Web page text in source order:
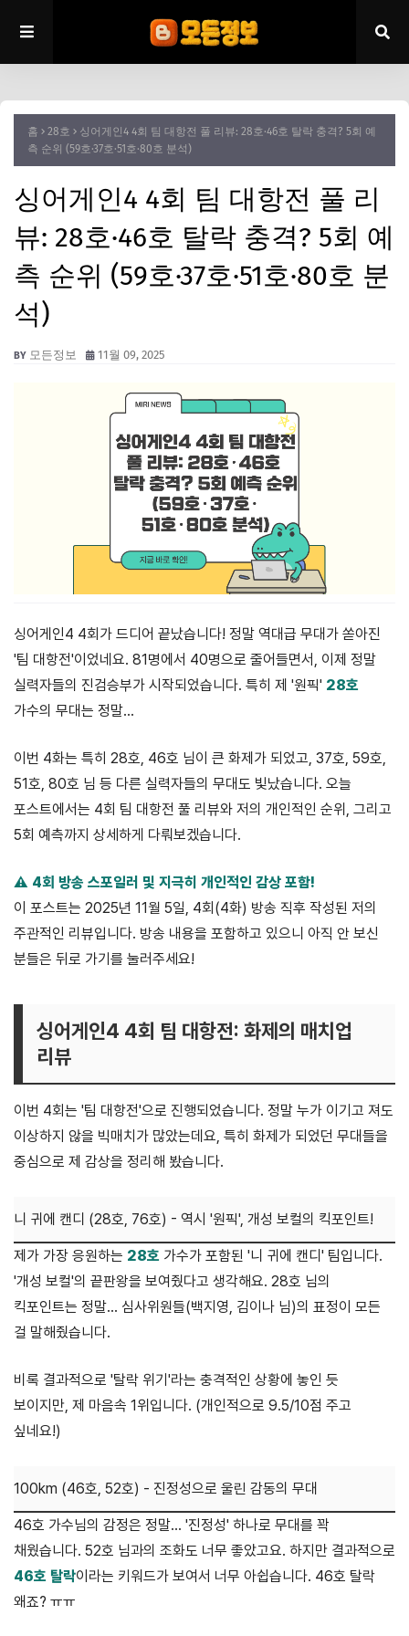
홈 28호
싱어게인4 4회 팀 대항전 풀 리뷰: 28호·46호 탈락 충격? 5회 예
측 순위 (59호·37호·51호·80호 분석)
싱어게인4 4회 팀 대항전 풀 리
뷰: 28호·46호 탈락 충격? 5회 예
측 순위 (59호·37호·51호·80호 분
석)
모든정보 11월 09, 2025
싱어게인4 4회가 드디어 끝났습니다! 정말 역대급 무대가 쏟아진
'팀 대항전'이었네요. 81명에서 40명으로 줄어들면서, 이제 정말
실력자들의 진검승부가 시작되었습니다. 특히 제 '원픽' 28호
가수의 무대는 정말...
이번 4화는 특히 28호, 46호 님이 큰 화제가 되었고, 37호, 59호,
51호, 80호 님 등 다른 실력자들의 무대도 빛났습니다. 오늘
포스트에서는 4회 팀 대항전 풀 리뷰와 저의 개인적인 순위, 그리고
5회 예측까지 상세하게 다뤄보겠습니다.
⚠️ 4회 방송 스포일러 및 지극히 개인적인 감상 포함!
이 포스트는 2025년 11월 5일, 4회(4화) 방송 직후 작성된 저의
주관적인 리뷰입니다. 방송 내용을 포함하고 있으니 아직 안 보신
분들은 뒤로 가기를 눌러주세요!
싱어게인4 4회 팀 대항전: 화제의 매치업
리뷰
이번 4회는 '팀 대항전'으로 진행되었습니다. 정말 누가 이기고 져도
이상하지 않을 빅매치가 많았는데요, 특히 화제가 되었던 무대들을
중심으로 제 감상을 정리해 봤습니다.
니 귀에 캔디 (28호, 76호) - 역시 '원픽', 개성 보컬의 킥포인트!
제가 가장 응원하는 28호 가수가 포함된 '니 귀에 캔디' 팀입니다.
'개성 보컬'의 끝판왕을 보여줬다고 생각해요. 28호 님의
킥포인트는 정말... 심사위원들(백지영, 김이나 님)의 표정이 모든
걸 말해줬습니다.
비록 결과적으로 '탈락 위기'라는 충격적인 상황에 놓인 듯
보이지만, 제 마음속 1위입니다. (개인적으로 9.5/10점 주고
싶네요!)
100km (46호, 52호) - 진정성으로 울린 감동의 무대
46호 가수님의 감정은 정말... '진정성' 하나로 무대를 꽉
채웠습니다. 52호 님과의 조화도 너무 좋았고요. 하지만 결과적으로
46호 탈락이라는 키워드가 보여서 너무 아쉽습니다. 46호 탈락
왜죠? ㅠㅠ